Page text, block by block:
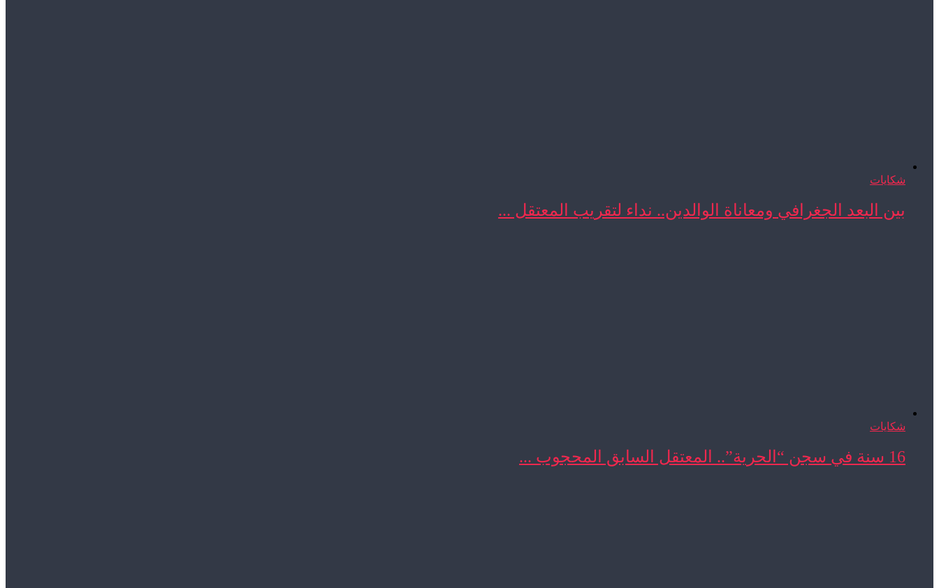
شكايات
بين البعد الجغرافي ومعاناة الوالدين.. نداء لتقريب المعتقل ...
شكايات
16 سنة في سجن “الحرية”.. المعتقل السابق المحجوب ...